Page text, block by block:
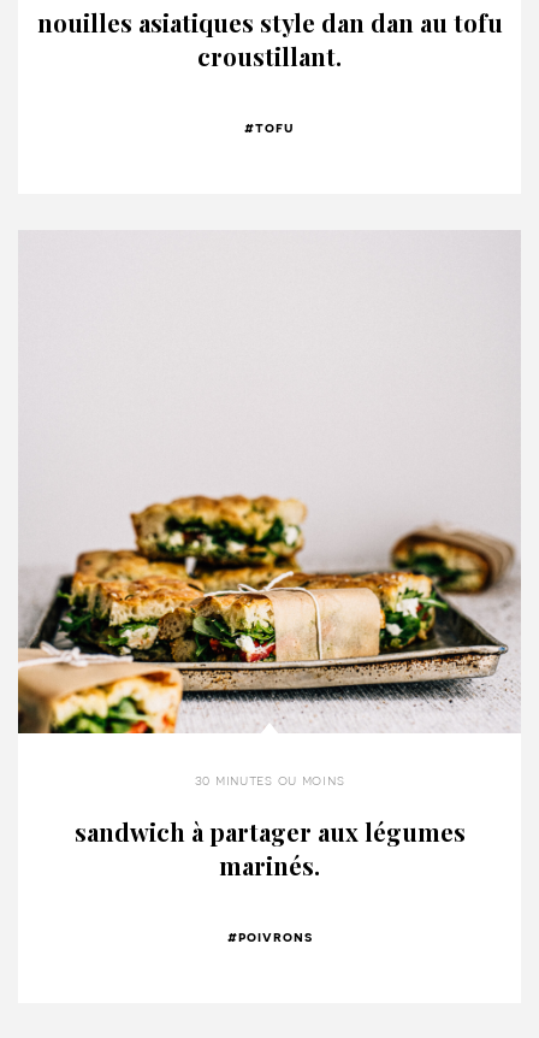
nouilles asiatiques style dan dan au tofu
croustillant.
#tofu
30 minutes ou moins
sandwich à partager aux légumes
marinés.
#poivrons